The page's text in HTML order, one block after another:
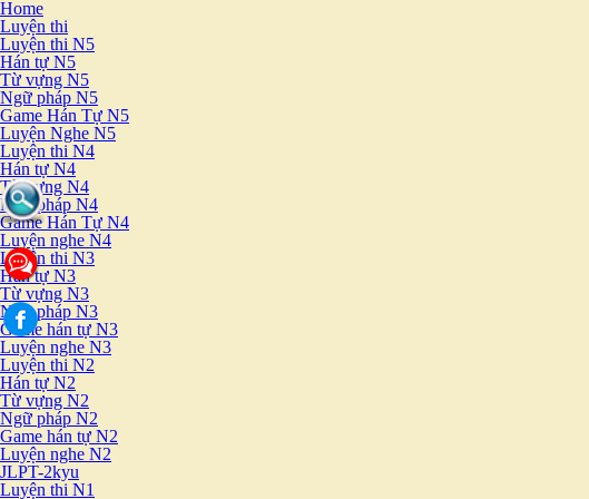
Home
Luyện thi
Luyện thi N5
Hán tự N5
Từ vựng N5
Ngữ pháp N5
Game Hán Tự N5
Luyện Nghe N5
Luyện thi N4
Hán tự N4
Từ vựng N4
Ngữ pháp N4
Game Hán Tự N4
Luyện nghe N4
Luyện thi N3
Hán tự N3
Từ vựng N3
Ngữ pháp N3
Game hán tự N3
Luyện nghe N3
Luyện thi N2
Hán tự N2
Từ vựng N2
Ngữ pháp N2
Game hán tự N2
Luyện nghe N2
JLPT-2kyu
Luyện thi N1